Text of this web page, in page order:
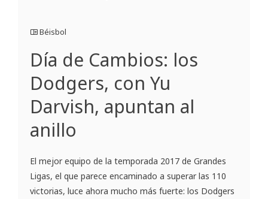
Béisbol
Día de Cambios: los
Dodgers, con Yu
Darvish, apuntan al
anillo
El mejor equipo de la temporada 2017 de Grandes
Ligas, el que parece encaminado a superar las 110
victorias, luce ahora mucho más fuerte: los Dodgers